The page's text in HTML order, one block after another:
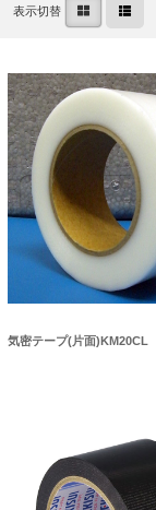
表示切替
気密テープ(片面)KM20CL